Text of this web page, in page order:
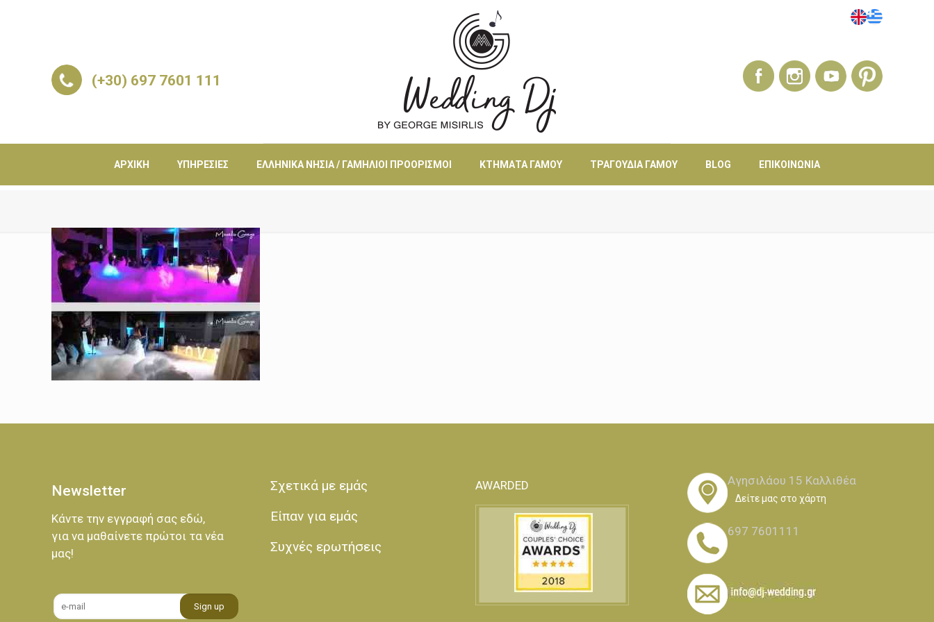
(+30) 697 7601 111
ΑΡΧΙΚΉ ΥΠΗΡΕΣΊΕΣ ΕΛΛΗΝΙΚΆ ΝΗΣΙΆ / ΓΑΜΉΛΙΟΙ ΠΡΟΟΡΙΣΜΟΊ ΚΤΉΜΑΤΑ ΓΆΜΟΥ ΤΡΑΓΟΎΔΙΑ ΓΆΜΟΥ BLOG ΕΠΙΚΟΙΝΩΝΊΑ
Newsletter
Κάντε την εγγραφή σας εδώ,
για να μαθαίνετε πρώτοι τα νέα
μας!
Σχετικά με εμάς
Είπαν για εμάς
Συχνές ερωτήσεις
AWARDED Αγησιλάου 15 Καλλιθέα
Δείτε μας στο χάρτη
697 7601111